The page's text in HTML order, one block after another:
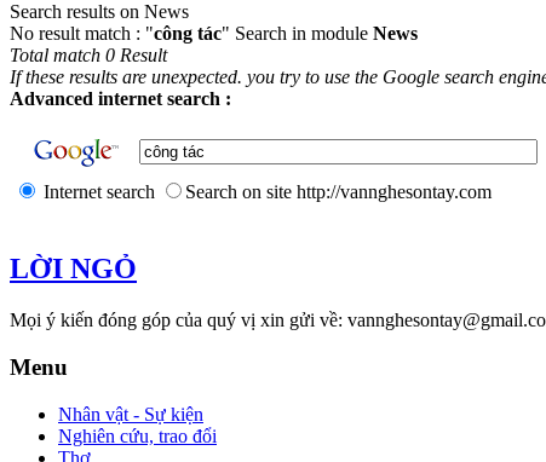
Search results on News
No result match : "công tác" Search in module News
Total match 0 Result
If these results are unexpected. you try to use the Google search
Advanced internet search :
Internet search Search on site http://vannghesontay.com
LỜI NGỎ
Mọi ý kiến đóng góp của quý vị xin gửi về:
Menu
Nhân vật - Sự kiện
Nghiên cứu, trao đổi
Thơ